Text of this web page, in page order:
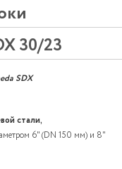
30/23
SDX
стали,
6" (DN 150 мм) и 8"